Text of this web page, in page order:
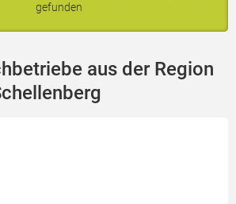
gefunden
aus der Region